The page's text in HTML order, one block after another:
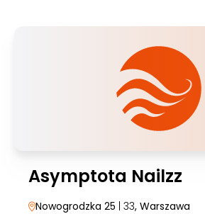
Asymptota Nailzz
Nowogrodzka 25 | 33, Warszawa